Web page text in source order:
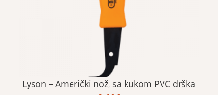
Lyson – Američki nož, sa kukom PVC drška